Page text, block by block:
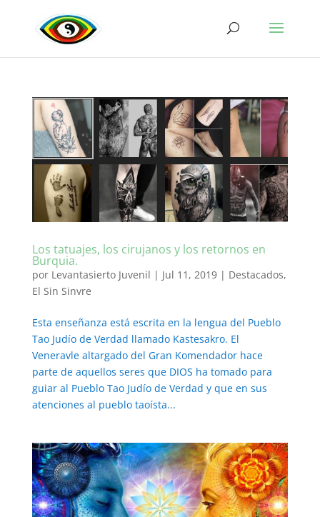
Los tatuajes, los cirujanos y los retornos en
Burquia.
por Levantasierto Juvenil | Jul 11, 2019| Destacados,
El Sin Sinvre
Esta enseñanza está escrita en la lengua del Pueblo
Tao Judío de Verdad llamado Kastesakro. El
Veneravle altargado del Gran Komendador hace
parte de aquellos seres que DIOS ha tomado para
guiar al Pueblo Tao Judío de Verdad y que en sus
atenciones al pueblo taoísta...